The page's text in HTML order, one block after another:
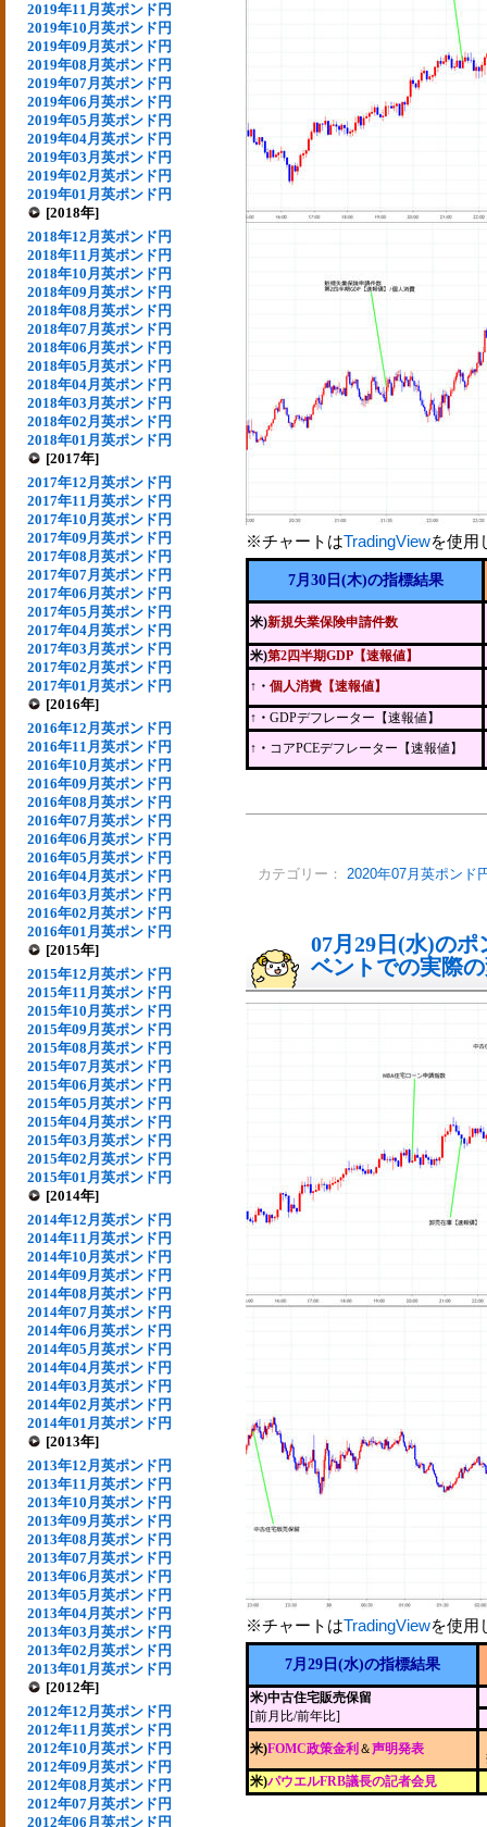
2019年11月英ポンド円
2019年10月英ポンド円
2019年09月英ポンド円
2019年08月英ポンド円
2019年07月英ポンド円
2019年06月英ポンド円
2019年05月英ポンド円
2019年04月英ポンド円
2019年03月英ポンド円
2019年02月英ポンド円
2019年01月英ポンド円
[2018年]
2018年12月英ポンド円
2018年11月英ポンド円
2018年10月英ポンド円
2018年09月英ポンド円
2018年08月英ポンド円
2018年07月英ポンド円
2018年06月英ポンド円
2018年05月英ポンド円
2018年04月英ポンド円
2018年03月英ポンド円
2018年02月英ポンド円
2018年01月英ポンド円
[2017年]
2017年12月英ポンド円
2017年11月英ポンド円
2017年10月英ポンド円
2017年09月英ポンド円
2017年08月英ポンド円
2017年07月英ポンド円
2017年06月英ポンド円
2017年05月英ポンド円
2017年04月英ポンド円
2017年03月英ポンド円
2017年02月英ポンド円
2017年01月英ポンド円
[2016年]
2016年12月英ポンド円
2016年11月英ポンド円
2016年10月英ポンド円
2016年09月英ポンド円
2016年08月英ポンド円
2016年07月英ポンド円
2016年06月英ポンド円
2016年05月英ポンド円
2016年04月英ポンド円
2016年03月英ポンド円
2016年02月英ポンド円
2016年01月英ポンド円
[2015年]
2015年12月英ポンド円
2015年11月英ポンド円
2015年10月英ポンド円
2015年09月英ポンド円
2015年08月英ポンド円
2015年07月英ポンド円
2015年06月英ポンド円
2015年05月英ポンド円
2015年04月英ポンド円
2015年03月英ポンド円
2015年02月英ポンド円
2015年01月英ポンド円
[2014年]
2014年12月英ポンド円
2014年11月英ポンド円
2014年10月英ポンド円
2014年09月英ポンド円
2014年08月英ポンド円
2014年07月英ポンド円
2014年06月英ポンド円
2014年05月英ポンド円
2014年04月英ポンド円
2014年03月英ポンド円
2014年02月英ポンド円
2014年01月英ポンド円
[2013年]
2013年12月英ポンド円
2013年11月英ポンド円
2013年10月英ポンド円
2013年09月英ポンド円
2013年08月英ポンド円
2013年07月英ポンド円
2013年06月英ポンド円
2013年05月英ポンド円
2013年04月英ポンド円
2013年03月英ポンド円
2013年02月英ポンド円
2013年01月英ポンド円
[2012年]
2012年12月英ポンド円
2012年11月英ポンド円
2012年10月英ポンド円
2012年09月英ポンド円
2012年08月英ポンド円
2012年07月英ポンド円
2012年06月英ポンド円
※チャートはTradingViewを使用
7月30日(木)の指標結果
米)新規失業保険申請件数
米)第2四半期GDP【速報値】
↑・ 個人消費【速報値】
↑・ GDPデフレーター【速報値】
↑・ コアPCEデフレーター【速報値】
カテゴリー： 2020年07月英ポンド
07月29日(水)の
ベントでの実際
※チャートはTradingViewを使用
7月29日(水)の指標結果
米)中古住宅販売保留
[前月比/前年比]
米)FOMC政策金利 ＆声明発表
米)パウエルFRB議長の記者会見